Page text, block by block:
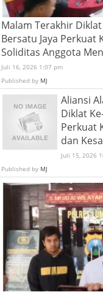
Malam Terakhir
Bersatu Jaya Perkuat
Soliditas Anggota
Juli 16, 2026 1:07 pm
Published by MJ
Aliansi
Diklat
Perkuat
dan
Juli 15, 2026
Published by MJ